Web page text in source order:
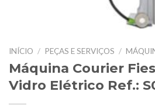
INÍCIO / PEÇAS E SERVIÇOS /
Máquina Courier
Vidro Elétrico Ref.: